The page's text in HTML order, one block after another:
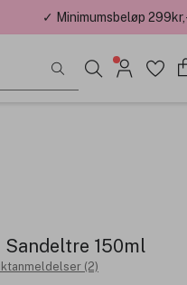
✓ Minimumsbeløp
150ml
(2)